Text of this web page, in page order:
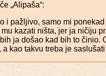
„Alipaša“:
i pažljivo, samo mi
kazati ništa, jer ja ničiju
ja došao kad bih to činio.
kao takvu treba je saslušati